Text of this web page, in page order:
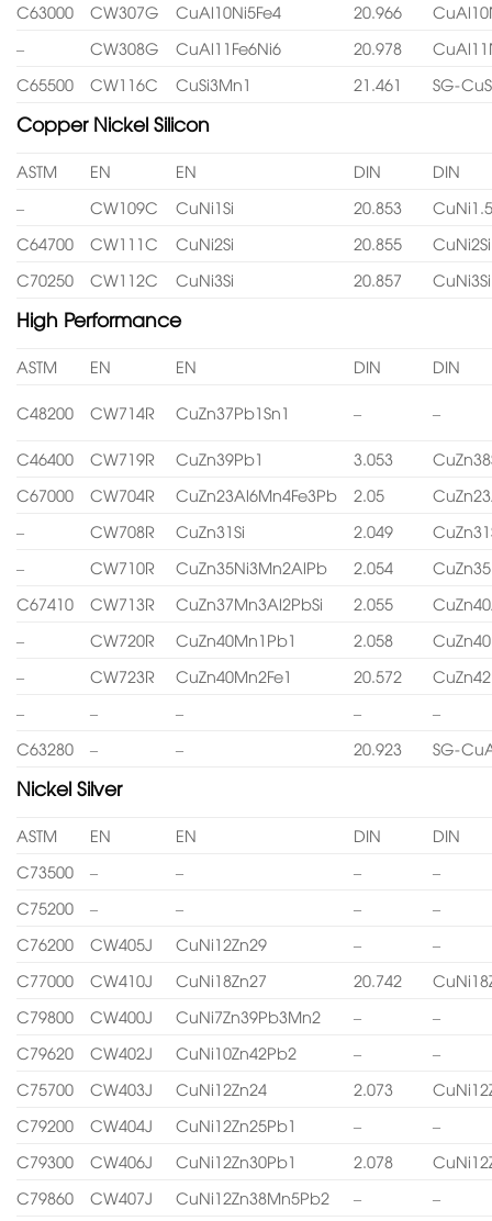
C63000
CW307G CuAl10Ni5Fe4 20.966
–
CW308G CuAl11Fe6Ni6 20.978
C65500
CW116C CuSi3Mn1 21.461 SG-
Copper Nickel Silicon
ASTM EN EN DIN
DIN
–
CW109C CuNi1Si 20.853
C64700
CW111C CuNi2Si 20.855
CuNi2Si
C70250
CW112C CuNi3Si 20.857 CuNi3Si
High Performance
ASTM EN EN DIN DIN
C48200 CW714R CuZn37Pb1Sn1 – –
C46400 CW719R CuZn39Pb1 3.053
C67000
CW704R CuZn23Al6Mn4Fe3Pb 2.05
–
CW708R CuZn31Si 2.049
–
CW710R CuZn35Ni3Mn2AlPb 2.054
C67410
CW713R CuZn37Mn3Al2PbSi 2.055
–
CW720R CuZn40Mn1Pb1 2.058
–
CW723R CuZn40Mn2Fe1 20.572
–
– – –
–
C63280
– – 20.923 SG-
Nickel Silver
ASTM EN EN DIN
DIN
C73500
– – –
–
C75200
– – –
–
C76200
CW405J CuNi12Zn29 –
–
C77000
CW410J CuNi18Zn27 20.742
C79800
CW400J CuNi7Zn39Pb3Mn2 –
–
C79620
CW402J CuNi10Zn42Pb2 –
–
C75700
CW403J CuNi12Zn24 2.073
C79200
CW404J CuNi12Zn25Pb1 –
–
C79300
CW406J CuNi12Zn30Pb1 2.078
C79860
CW407J CuNi12Zn38Mn5Pb2 –
–